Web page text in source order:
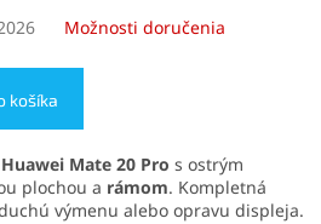
Možnosti doručenia
košíka
Mate 20 Pro s ostrým
plochou a rámom. Kompletná
výmenu alebo opravu displeja.